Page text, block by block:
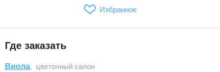
Избранное
Где заказать
Виола, цветочный салон